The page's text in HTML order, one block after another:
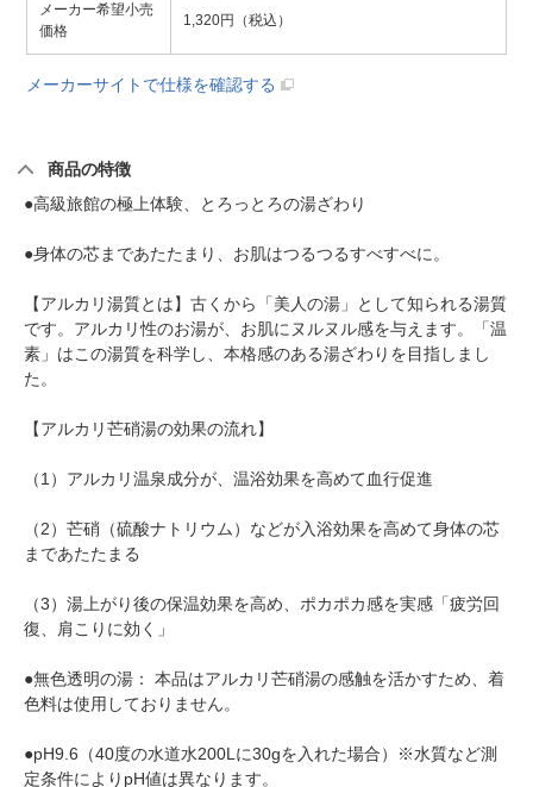
メーカー希望小売
価格
1,320円（税込）
メーカーサイトで仕様を確認する
商品の特徴
●高級旅館の極上体験、とろっとろの湯ざわり
●身体の芯まであたたまり、お肌はつるつるすべすべに。
【アルカリ湯質とは】古くから「美人の湯」として知られる湯質
です。アルカリ性のお湯が、お肌にヌルヌル感を与えます。「温
素」はこの湯質を科学し、本格感のある湯ざわりを目指しまし
た。
【アルカリ芒硝湯の効果の流れ】
（1）アルカリ温泉成分が、温浴効果を高めて血行促進
（2）芒硝（硫酸ナトリウム）などが入浴効果を高めて身体の芯
まであたたまる
（3）湯上がり後の保温効果を高め、ポカポカ感を実感「疲労回
復、肩こりに効く」
●無色透明の湯： 本品はアルカリ芒硝湯の感触を活かすため、着
色料は使用しておりません。
●pH9.6（40度の水道水200Lに30gを入れた場合）※水質など測
定条件によりpH値は異なります。